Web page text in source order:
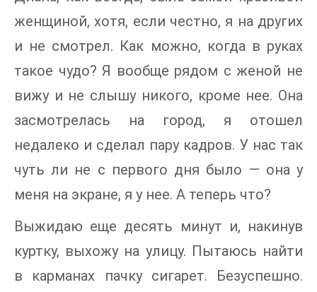
женщиной, хотя, если честно, я на других
и не смотрел. Как можно, когда в руках
такое чудо? Я вообще рядом с женой не
вижу и не слышу никого, кроме нее. Она
засмотрелась на город, я отошел
недалеко и сделал пару кадров. У нас так
чуть ли не с первого дня было — она у
меня на экране, я у нее. А теперь что?
Выжидаю еще десять минут и, накинув
куртку, выхожу на улицу. Пытаюсь найти
в карманах пачку сигарет. Безуспешно.